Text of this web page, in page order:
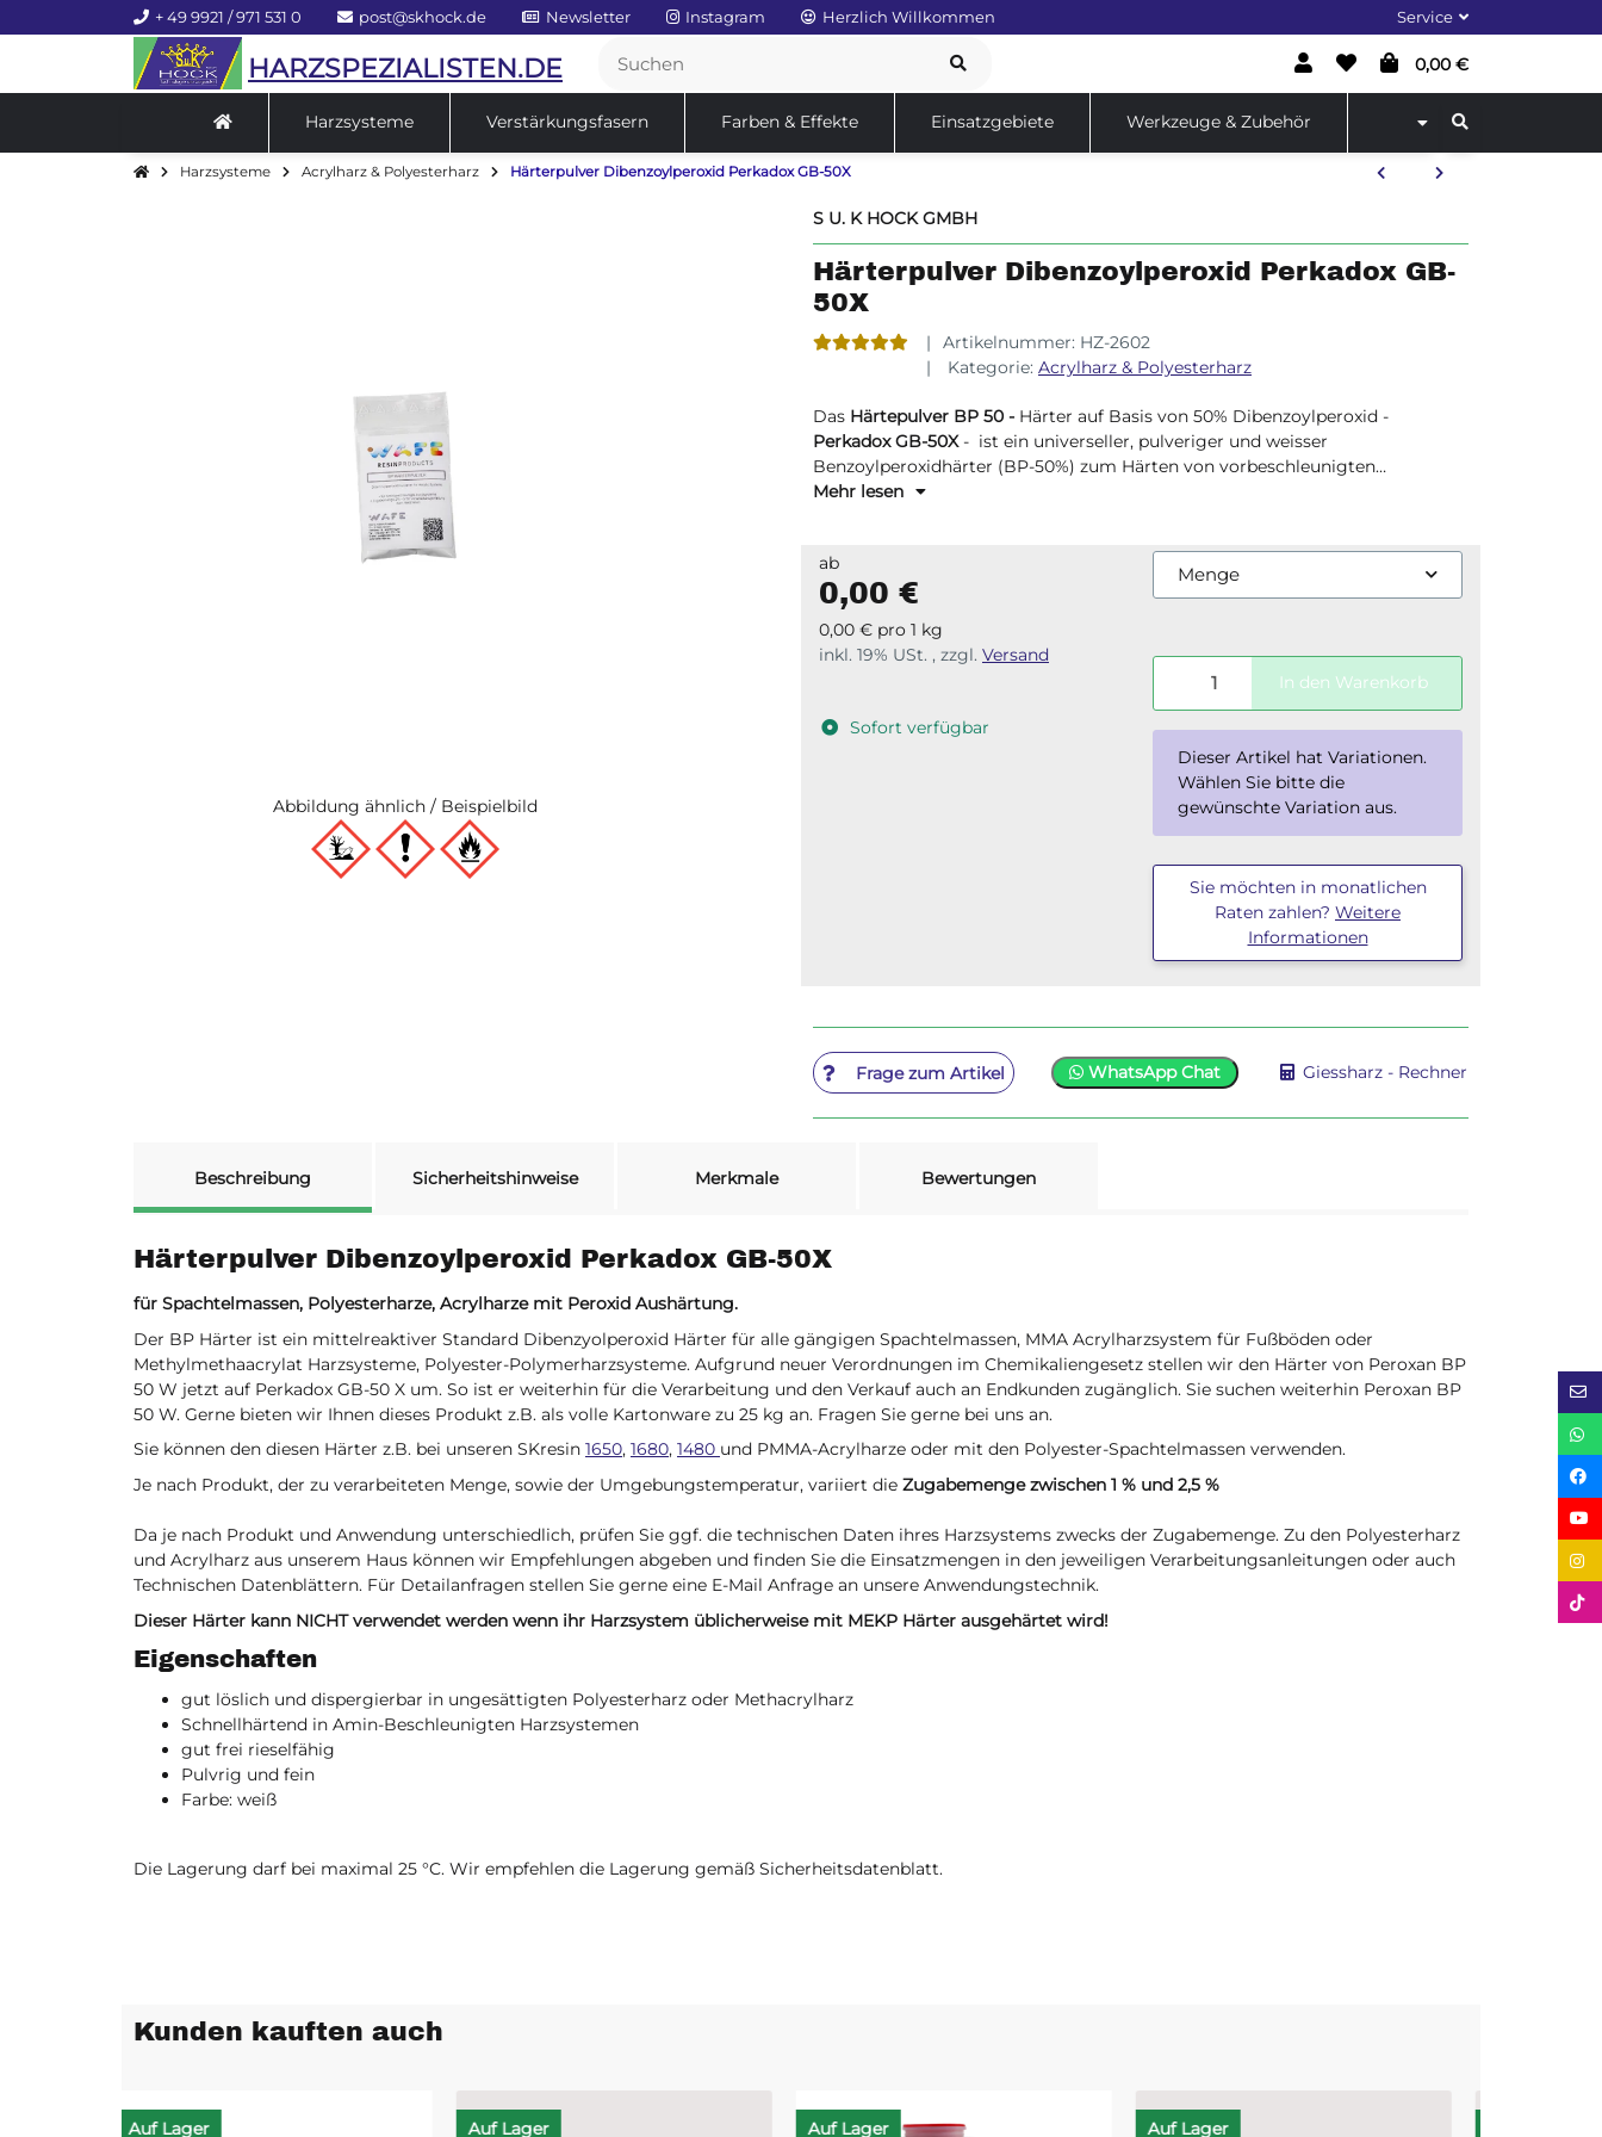
+ 49 9921 / 971 531 0 post@skhock.de Newsletter Instagram Herzlich Willkommen Service
HARZSPEZIALISTEN.DE 0,00 €
Harzsysteme Verstärkungsfasern Farben & Effekte Einsatzgebiete Werkzeuge & Zubehör
Service Sale
Harzsysteme Acrylharz & Polyesterharz Härterpulver Dibenzoylperoxid Perkadox GB-50X
Abbildung ähnlich / Beispielbild
S U. K HOCK GMBH
Härterpulver Dibenzoylperoxid Perkadox GB-
50X
Artikelnummer: HZ-2602
Kategorie: Acrylharz & Polyesterharz
Das Härtepulver BP 50 - Härter auf Basis von 50% Dibenzoylperoxid -
Perkadox GB-50X- ist ein universeller, pulveriger und weisser
Benzoylperoxidhärter (BP-50%) zum Härten von vorbeschleunigten
Polyesterharzen bzw. Spachtelmassen in Verbindung mit einem
Mehr lesen
ab
0,00 €
0,00 € pro 1 kg
inkl. 19% USt. , zzgl. Versand
Sofort verfügbar
Menge
In den Warenkorb
x
Dieser Artikel hat Variationen.
Wählen Sie bitte die
gewünschte Variation aus.
Sie möchten in monatlichen
Raten zahlen? Weitere
Informationen
Frage zum Artikel WhatsApp Chat Giessharz - Rechner
Beschreibung
Sicherheitshinweise Merkmale Bewertungen
Härterpulver Dibenzoylperoxid Perkadox GB-50X
für Spachtelmassen, Polyesterharze, Acrylharze mit Peroxid Aushärtung.
Der BP Härter ist ein mittelreaktiver Standard Dibenzyolperoxid Härter für alle gängigen Spachtelmassen, MMA Acrylharzsystem für Fußböden oder
Methylmethaacrylat Harzsysteme, Polyester-Polymerharzsysteme. Aufgrund neuer Verordnungen im Chemikaliengesetz stellen wir den Härter von Peroxan BP
50 W jetzt auf Perkadox GB-50 X um. So ist er weiterhin für die Verarbeitung und den Verkauf auch an Endkunden zugänglich. Sie suchen weiterhin Peroxan BP
50 W. Gerne bieten wir Ihnen dieses Produkt z.B. als volle Kartonware zu 25 kg an. Fragen Sie gerne bei uns an.
Sie können den diesen Härter z.B. bei unseren SKresin 1650, 1680, 1480 und PMMA-Acrylharze oder mit den Polyester-Spachtelmassen verwenden.
Je nach Produkt, der zu verarbeiteten Menge, sowie der Umgebungstemperatur, variiert die Zugabemenge zwischen 1 % und 2,5 %
Da je nach Produkt und Anwendung unterschiedlich, prüfen Sie ggf. die technischen Daten ihres Harzsystems zwecks der Zugabemenge. Zu den Polyesterharz
und Acrylharz aus unserem Haus können wir Empfehlungen abgeben und finden Sie die Einsatzmengen in den jeweiligen Verarbeitungsanleitungen oder auch
Technischen Datenblättern. Für Detailanfragen stellen Sie gerne eine E-Mail Anfrage an unsere Anwendungstechnik.
Dieser Härter kann NICHT verwendet werden wenn ihr Harzsystem üblicherweise mit MEKP Härter ausgehärtet wird!
Eigenschaften
gut löslich und dispergierbar in ungesättigten Polyesterharz oder Methacrylharz
Schnellhärtend in Amin-Beschleunigten Harzsystemen
gut frei rieselfähig
Pulvrig und fein
Farbe: weiß
Die Lagerung darf bei maximal 25 °C. Wir empfehlen die Lagerung gemäß Sicherheitsdatenblatt.
Kunden kauften auch
Auf Lager Auf Lager Auf Lager Auf Lager